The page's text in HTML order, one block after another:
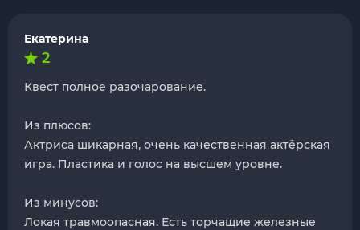
Екатерина
2
Квест полное разочарование.
Из плюсов:
Актриса шикарная, очень качественная актёрская
игра. Пластика и голос на высшем уровне.
Из минусов:
Локая травмоопасная. Есть торчащие железные